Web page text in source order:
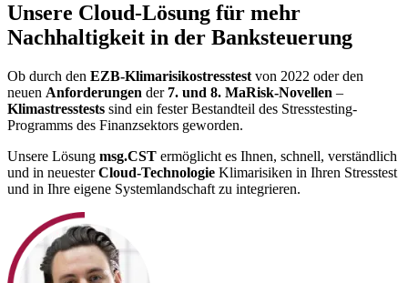
Unsere Cloud-​Lösung für mehr
Nachhaltigkeit in der Banksteuerung
Ob durch den EZB-​​Klimarisikostresstest von 2022 oder den
neuen Anforderungen der 7. und 8. MaRisk-​Novellen –
Klimastresstests sind ein fester Bestandteil des Stresstesting-​​
Programms des Finanzsektors geworden.
Unsere Lösung msg.CST ermöglicht es Ihnen, schnell, verständlich
und in neuesterCloud-​Technologie Klimarisiken in Ihren Stresstest
und in Ihre eigene Systemlandschaft zu integrieren.